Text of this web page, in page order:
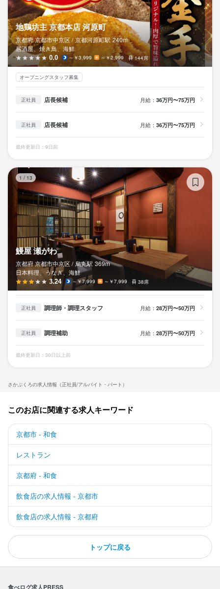
さかぶくろの求人情報（正社員/アルバイト・パート）
地鶏坊主 京都本店 河原町
京都府 京都市中京区 / 京都河原町駅 240m
居酒屋、焼き鳥、海鮮
0.0 ～￥3,999 ～￥2,999 144席
オープニングスタッフ募集
正社員 店長候補 月給： 36万円〜75万円
正社員 店長候補 月給： 36万円〜75万円
最終更新日：9日前
1 / 13
鰻屋 瀬がわ
京都府 京都市中京区 / 烏丸駅 369m
日本料理、うなぎ、海鮮
3.24 ～￥7,999 ～￥7,999 38席
正社員 調理師・調理スタッフ 月給： 28万円〜50万円
正社員 調理補助 月給： 28万円〜50万円
最終更新日：30日以上前
このお店に関連する求人キーワード
京都市 - 和食
レストラン
京都府 - 和食
飲食店の求人情報 - 京都市
飲食店の求人情報 - 京都府
トップに戻る
食べログ求人PRESS